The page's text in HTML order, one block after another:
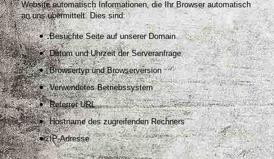
Website automatisch Informationen, die Ihr Browser automatisch
an uns übermittelt. Dies sind:
Besuchte Seite auf unserer Domain
Datum und Uhrzeit der Serveranfrage
Browsertyp und Browserversion
Verwendetes Betriebssystem
Referrer URL
Hostname des zugreifenden Rechners
IP-Adresse